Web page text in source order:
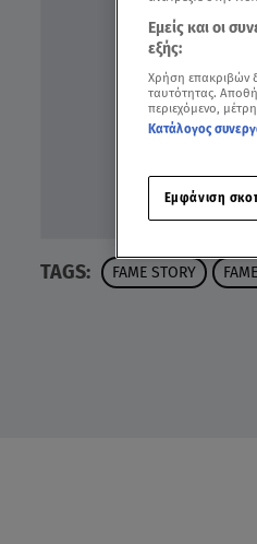
TAGS: FAME STORY
Εμείς και οι
εξής:
Χρήση επακριβών
ταυτότητας.
περιεχόμενο,
Κατάλογος
Εμφάνιση